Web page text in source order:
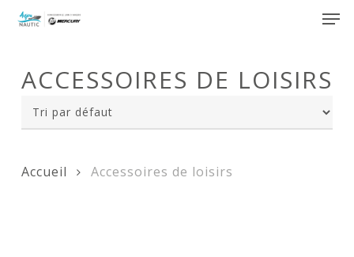
Skip
content
ACCESSOIRES DE LOISIRS
Accueil Accessoires de loisirs
Menu